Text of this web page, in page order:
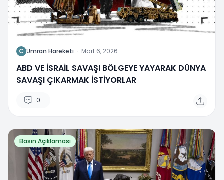
C Umran Hareketi · Mart 6, 2026
ABD VE İSRAİL SAVAŞI BÖLGEYE YAYARAK DÜNYA
SAVAŞI ÇIKARMAK İSTİYORLAR
0
Basın Açıklaması